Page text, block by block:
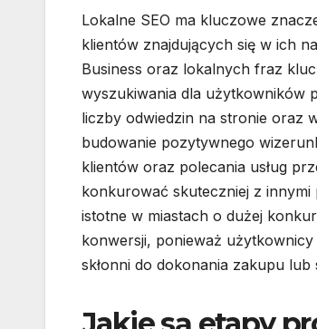
Lokalne SEO ma kluczowe
klientów znajdujących się w ich
Business oraz lokalnych fraz
wyszukiwania dla użytkowników
liczby odwiedzin na stronie oraz
budowanie pozytywnego
klientów oraz polecania usług
konkurować skuteczniej z innymi
istotne w miastach o dużej
konwersji, ponieważ
skłonni do dokonania zakupu lub